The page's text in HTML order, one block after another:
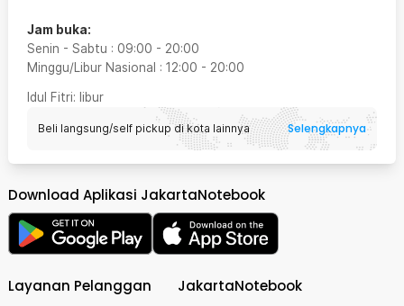
Jam buka:
Senin - Sabtu : 09:00 - 20:00
Minggu/Libur Nasional : 12:00 - 20:00
Idul Fitri: libur
Beli langsung/self pickup di kota lainnya Selengkapnya
Download Aplikasi JakartaNotebook
Layanan Pelanggan JakartaNotebook